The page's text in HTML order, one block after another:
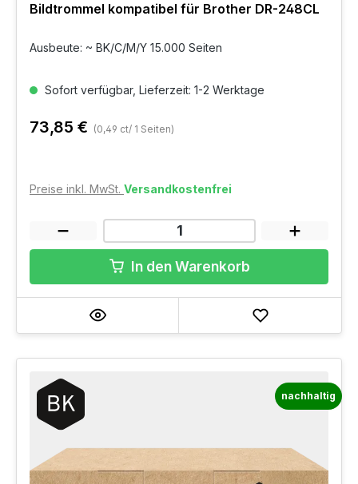
Bildtrommel kompatibel für Brother DR-248CL
Ausbeute: ~ BK/C/M/Y 15.000 Seiten
Sofort verfügbar, Lieferzeit: 1-2 Werktage
73,85 € (0,49 ct/ 1 Seiten)
Preise inkl. MwSt. Versandkostenfrei
In den Warenkorb
nachhaltig